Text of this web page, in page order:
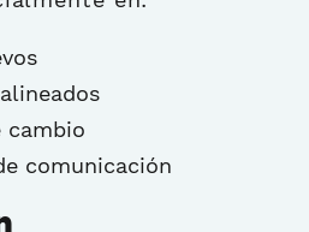
cambio
comunicación